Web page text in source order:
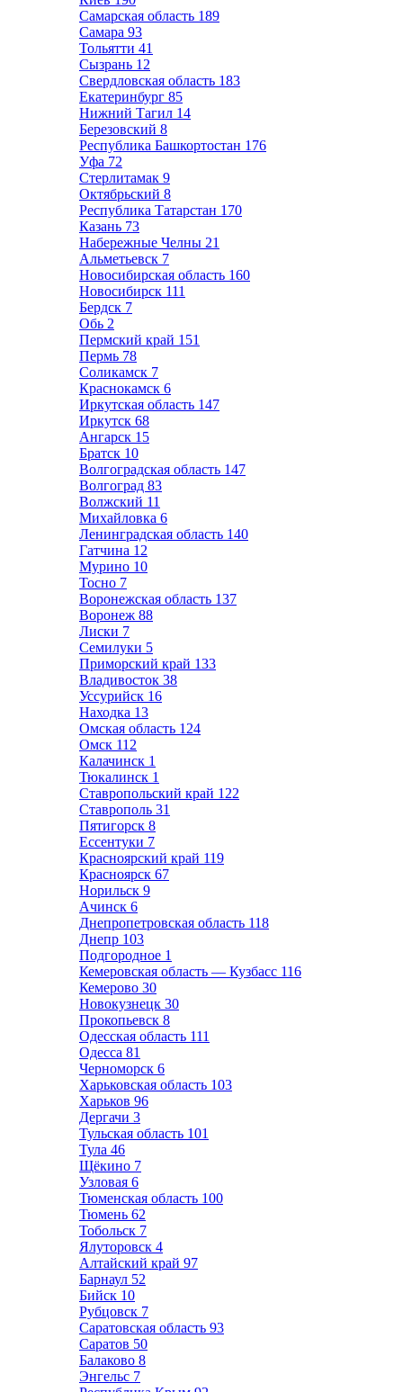
Самарская область 189
Самара 93
Тольятти 41
Сызрань 12
Свердловская область 183
Екатеринбург 85
Нижний Тагил 14
Березовский 8
Республика Башкортостан 176
Уфа 72
Стерлитамак 9
Октябрьский 8
Республика Татарстан 170
Казань 73
Набережные Челны 21
Альметьевск 7
Новосибирская область 160
Новосибирск 111
Бердск 7
Обь 2
Пермский край 151
Пермь 78
Соликамск 7
Краснокамск 6
Иркутская область 147
Иркутск 68
Ангарск 15
Братск 10
Волгоградская область 147
Волгоград 83
Волжский 11
Михайловка 6
Ленинградская область 140
Гатчина 12
Мурино 10
Тосно 7
Воронежская область 137
Воронеж 88
Лиски 7
Семилуки 5
Приморский край 133
Владивосток 38
Уссурийск 16
Находка 13
Омская область 124
Омск 112
Калачинск 1
Тюкалинск 1
Ставропольский край 122
Ставрополь 31
Пятигорск 8
Ессентуки 7
Красноярский край 119
Красноярск 67
Норильск 9
Ачинск 6
Днепропетровская область 118
Днепр 103
Подгородное 1
Кемеровская область — Кузбасс 116
Кемерово 30
Новокузнецк 30
Прокопьевск 8
Одесская область 111
Одесса 81
Черноморск 6
Харьковская область 103
Харьков 96
Дергачи 3
Тульская область 101
Тула 46
Щёкино 7
Узловая 6
Тюменская область 100
Тюмень 62
Тобольск 7
Ялуторовск 4
Алтайский край 97
Барнаул 52
Бийск 10
Рубцовск 7
Саратовская область 93
Саратов 50
Балаково 8
Энгельс 7